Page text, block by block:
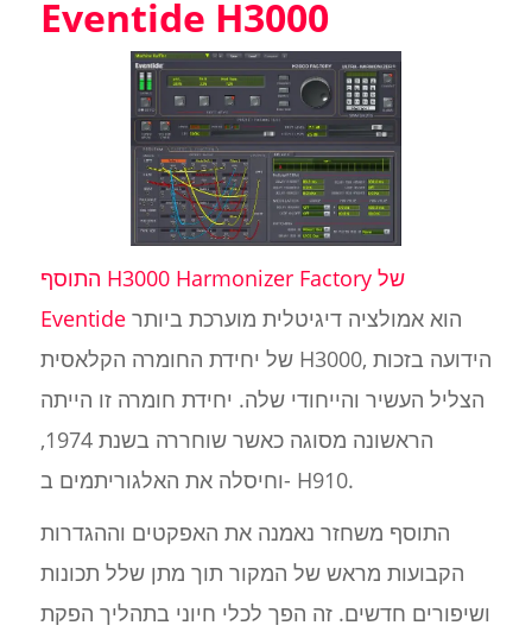
Eventide H3000
התוסף H3000 Harmonizer Factory של
Eventideהוא אמולציה דיגיטלית מוערכת ביותר
של יחידת החומרה הקלאסית H3000, הידועה בזכות
הצליל העשיר והייחודי שלה. יחידת חומרה זו הייתה
הראשונה מסוגה כאשר שוחררה בשנת 1974,
וחיסלה את האלגוריתמים ב- H910.
התוסף משחזר נאמנה את האפקטים וההגדרות
הקבועות מראש של המקור תוך מתן שלל תכונות
ושיפורים חדשים. זה הפך לכלי חיוני בתהליך הפקת